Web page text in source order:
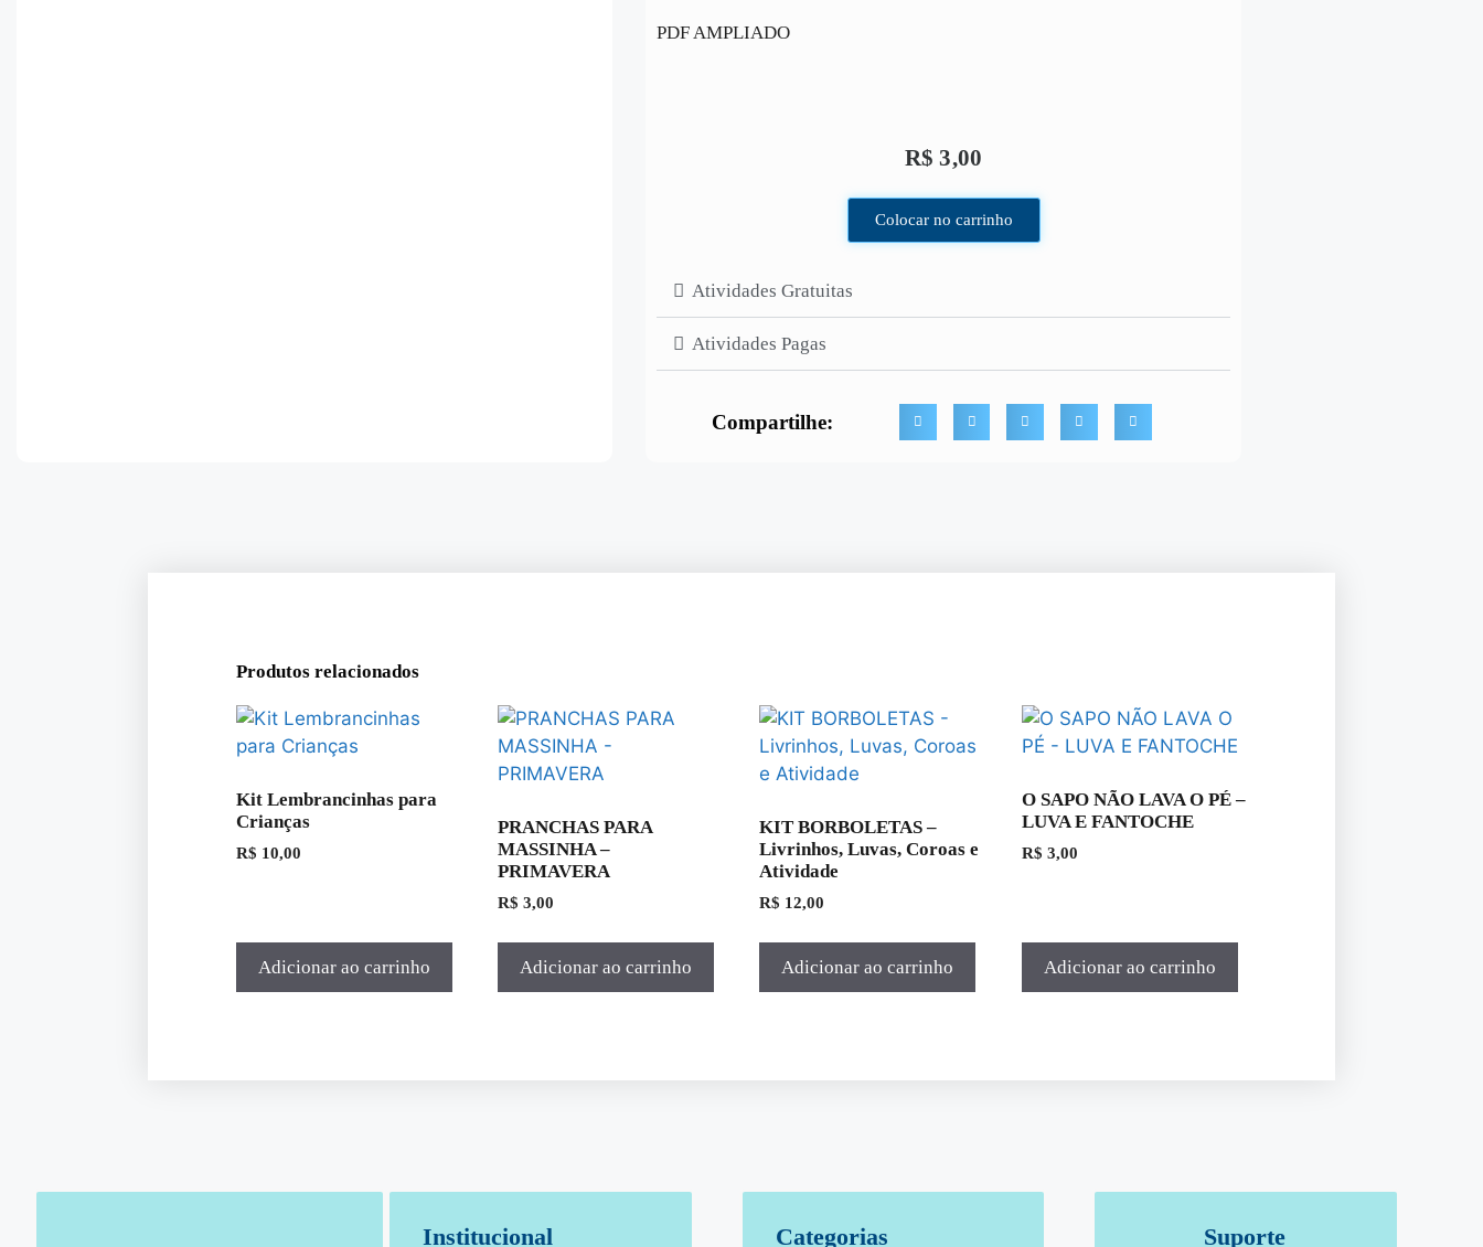
PDF AMPLIADO
R$ 3,00
Colocar no carrinho
Atividades Gratuitas
Atividades Pagas
Compartilhe:
Produtos relacionados
Kit Lembrancinhas para
Crianças
R$ 10,00
Adicionar ao carrinho
PRANCHAS PARA
MASSINHA –
PRIMAVERA
R$ 3,00
Adicionar ao carrinho
KIT BORBOLETAS –
Livrinhos, Luvas, Coroas e
Atividade
R$ 12,00
Adicionar ao carrinho
O SAPO NÃO LAVA O PÉ –
LUVA E FANTOCHE
R$ 3,00
Adicionar ao carrinho
Institucional Categorias
Suporte